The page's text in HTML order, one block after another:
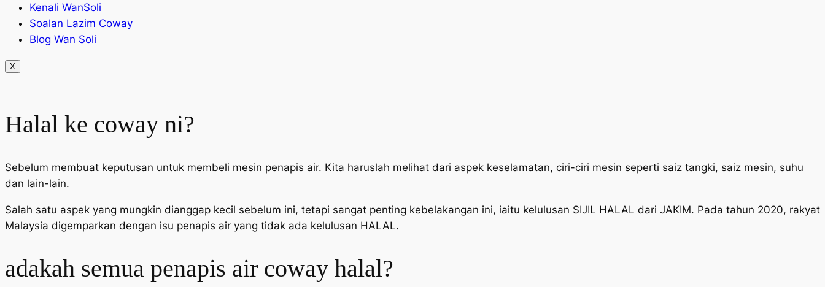
Kenali WanSoli
Soalan Lazim Coway
Blog Wan Soli
X
Halal ke coway ni?
Sebelum membuat keputusan untuk membeli mesin penapis air. Kita haruslah melihat dari aspek keselamatan, ciri-ciri mesin seperti saiz tangki, saiz mesin, suhu
dan lain-lain.
Salah satu aspek yang mungkin dianggap kecil sebelum ini, tetapi sangat penting kebelakangan ini, iaitu kelulusan SIJIL HALAL dari JAKIM. Pada tahun 2020, rakyat
Malaysia digemparkan dengan isu penapis air yang tidak ada kelulusan HALAL.
adakah semua penapis air coway halal?